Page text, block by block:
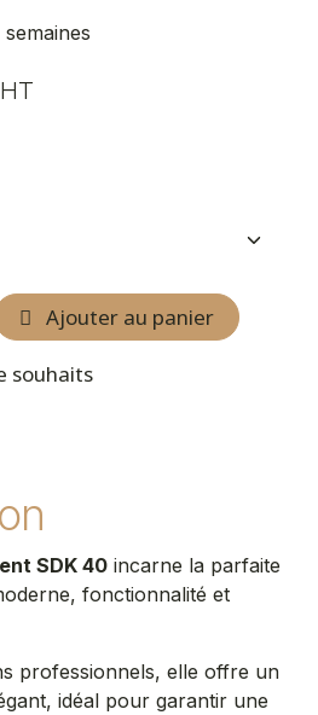
HT
Ajouter au panier
souhaits
SDK 40 incarne la parfaite
fonctionnalité et
professionnels, elle offre un
idéal pour garantir une